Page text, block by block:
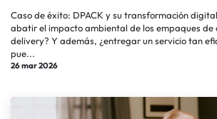
Caso de éxito: DPACK y su transformación
abatir el impacto ambiental de los empaques de
delivery? Y además, ¿entregar un servicio tan
pue...
26 mar 2026